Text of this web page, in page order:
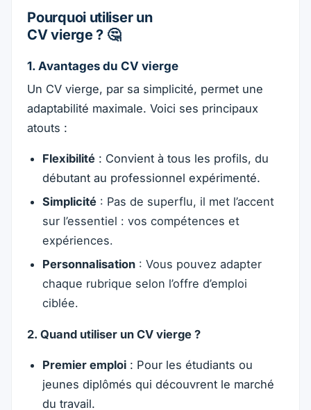
Pourquoi utiliser un
CV vierge ? 🤔
1. Avantages du CV vierge
Un CV vierge, par sa simplicité, permet une
adaptabilité maximale. Voici ses principaux
atouts :
Flexibilité: Convient à tous les profils, du
débutant au professionnel expérimenté.
Simplicité: Pas de superflu, il met l’accent
sur l’essentiel : vos compétences et
expériences.
Personnalisation: Vous pouvez adapter
chaque rubrique selon l’offre d’emploi
ciblée.
2. Quand utiliser un CV vierge ?
Premier emploi: Pour les étudiants ou
jeunes diplômés qui découvrent le marché
du travail.